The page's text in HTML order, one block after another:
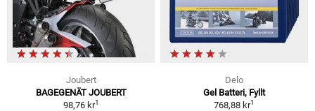
Joubert
BAGEGENÄT JOUBERT
98,76 kr1
Delo
Gel Batteri, Fyllt
768,88 kr1